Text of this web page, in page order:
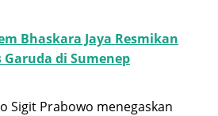
Bhaskara Jaya Resmikan
di Sumenep
Sigit Prabowo menegaskan